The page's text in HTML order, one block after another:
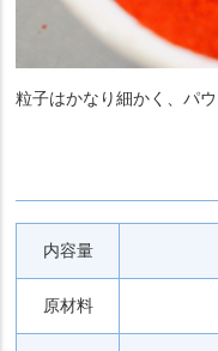
粒子はかなり細かく、パ
内容量
原材料